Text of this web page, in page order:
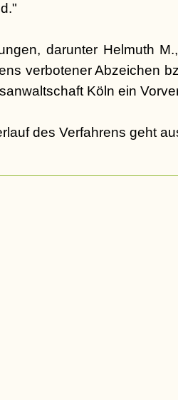
darunter Helmuth
verbotener Abzeichen
Köln ein
des Verfahrens geht